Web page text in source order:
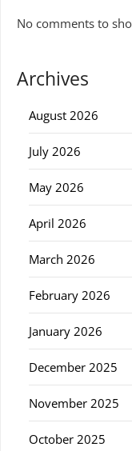
No comments to
Archives
August 2026
July 2026
May 2026
April 2026
March 2026
February 2026
January 2026
December 2025
November 2025
October 2025